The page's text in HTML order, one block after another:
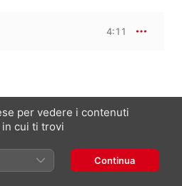
4:11
per vedere i contenuti
in cui ti trovi
Continua